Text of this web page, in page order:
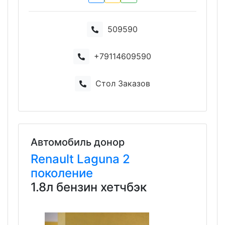
509590
+79114609590
Стол Заказов
Автомобиль донор
Renault Laguna 2
поколение
1.8л бензин хетчбэк